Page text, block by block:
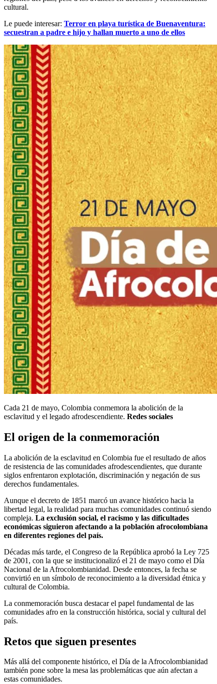
cultural.
Le puede interesar: Terror en playa turística de Buenaventura:
secuestran a padre e hijo y hallan muerto a uno de ellos
Cada 21 de mayo, Colombia conmemora la abolición de la
esclavitud y el legado afrodescendiente. Redes sociales
El origen de la conmemoración
La abolición de la esclavitud en Colombia fue el resultado de años
de resistencia de las comunidades afrodescendientes, que durante
siglos enfrentaron explotación, discriminación y negación de sus
derechos fundamentales.
Aunque el decreto de 1851 marcó un avance histórico hacia la
libertad legal, la realidad para muchas comunidades continuó siendo
compleja. La exclusión social, el racismo y las dificultades
económicas siguieron afectando a la población afrocolombiana
en diferentes regiones del país.
Décadas más tarde, el Congreso de la República aprobó la Ley 725
de 2001, con la que se institucionalizó el 21 de mayo como el Día
Nacional de la Afrocolombianidad. Desde entonces, la fecha se
convirtió en un símbolo de reconocimiento a la diversidad étnica y
cultural de Colombia.
La conmemoración busca destacar el papel fundamental de las
comunidades afro en la construcción histórica, social y cultural del
país.
Retos que siguen presentes
Más allá del componente histórico, el Día de la Afrocolombianidad
también pone sobre la mesa las problemáticas que aún afectan a
estas comunidades.